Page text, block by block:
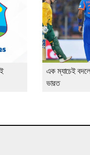
এক ম্যাচেই
ভারত